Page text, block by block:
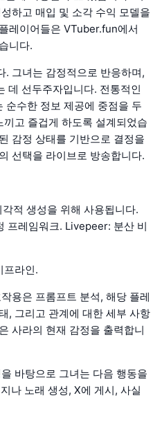
하고 매입 및 소각 수익 모델을
레이어들은 VTuber.fun에서
니다.
. 그녀는 감정적으로 반응하며,
데 선두주자입니다. 전통적인
순수한 정보 제공에 중점을 두
고 즐겁게 하도록 설계되었습
감정 상태를 기반으로 결정을
선택을 라이브로 방송합니다.
적 생성을 위해 사용됩니다.
프레임워크. Livepeer: 분산 비
프라인.
용은 프롬프트 분석, 해당 플레
, 그리고 관계에 대한 세부 사항
사라의 현재 감정을 출력합니
바탕으로 그녀는 다음 행동을
나 노래 생성, X에 게시, 사실